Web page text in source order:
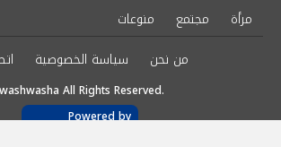
مرأة
مجتمع
منوعات
من نحن
سياسة الخصوصية
All Rights Reserved.
Powered by